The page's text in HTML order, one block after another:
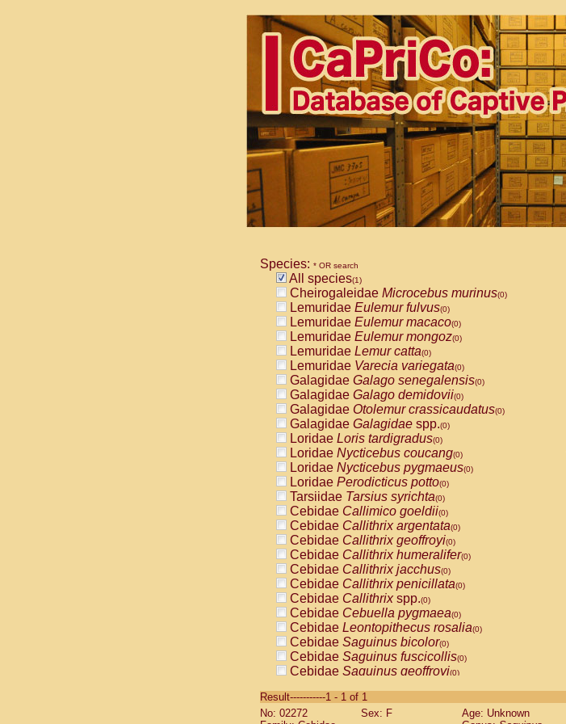
Species: * OR search
All species(1)
Cheirogaleidae Microcebus murinus(0)
Lemuridae Eulemur fulvus(0)
Lemuridae Eulemur macaco(0)
Lemuridae Eulemur mongoz(0)
Lemuridae Lemur catta(0)
Lemuridae Varecia variegata(0)
Galagidae Galago senegalensis(0)
Galagidae Galago demidovii(0)
Galagidae Otolemur crassicaudatus(0)
Galagidae Galagidae spp.(0)
Loridae Loris tardigradus(0)
Loridae Nycticebus coucang(0)
Loridae Nycticebus pygmaeus(0)
Loridae Perodicticus potto(0)
Tarsiidae Tarsius syrichta(0)
Cebidae Callimico goeldii(0)
Cebidae Callithrix argentata(0)
Cebidae Callithrix geoffroyi(0)
Cebidae Callithrix humeralifer(0)
Cebidae Callithrix jacchus(0)
Cebidae Callithrix penicillata(0)
Cebidae Callithrixspp.(0)
Cebidae Cebuella pygmaea(0)
Cebidae Leontopithecus rosalia(0)
Cebidae Saguinus bicolor(0)
Cebidae Saguinus fuscicollis(0)
Cebidae Saguinus geoffroyi(0)
CebidaeSaguinus labiatus(0)
Cebidae Saguinus leucopus (0)
Result-----------1 - 1 of 1
No: 02272
Sex: F
Age: Unknown